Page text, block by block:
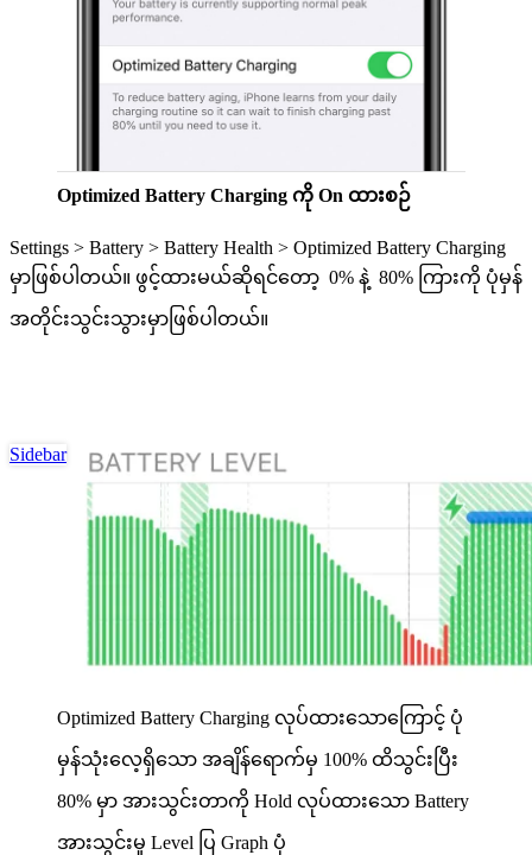
Optimized Battery Charging ကို On ထားစဉ်
Settings > Battery > Battery Health > Optimized Battery Charging
မှာဖြစ်ပါတယ်။ ဖွင့်ထားမယ်ဆိုရင်တော့ 0% နဲ့ 80% ကြားကို ပုံမှန်
အတိုင်းသွင်းသွားမှာဖြစ်ပါတယ်။
Optimized Battery Charging လုပ်ထားသောကြောင့် ပုံ
မှန်သုံးလေ့ရှိသော အချိန်ရောက်မှ 100% ထိသွင်းပြီး
80% မှာ အားသွင်းတာကို Hold လုပ်ထားသော Battery
အားသွင်းမှု Level ပြ Graph ပုံ
Sidebar